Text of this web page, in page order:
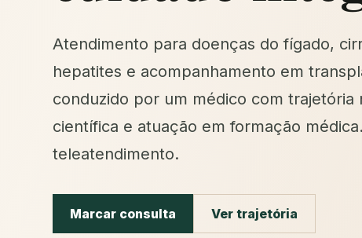
Atendimento para doenças do fígado,
hepatites e acompanhamento em
conduzido por um médico com trajetória
científica e atuação em formação
teleatendimento.
Marcar consulta Ver trajetória